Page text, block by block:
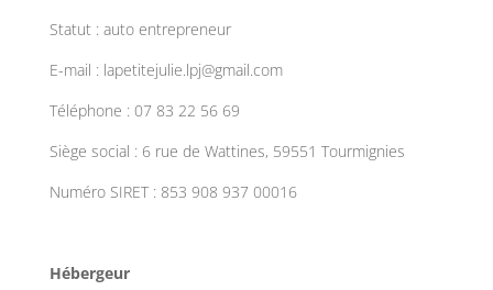
Statut : auto entrepreneur
E-mail : lapetitejulie.lpj@gmail.com
Téléphone : 07 83 22 56 69
Siège social : 6 rue de Wattines, 59551 Tourmignies
Numéro SIRET : 853 908 937 00016
Hébergeur